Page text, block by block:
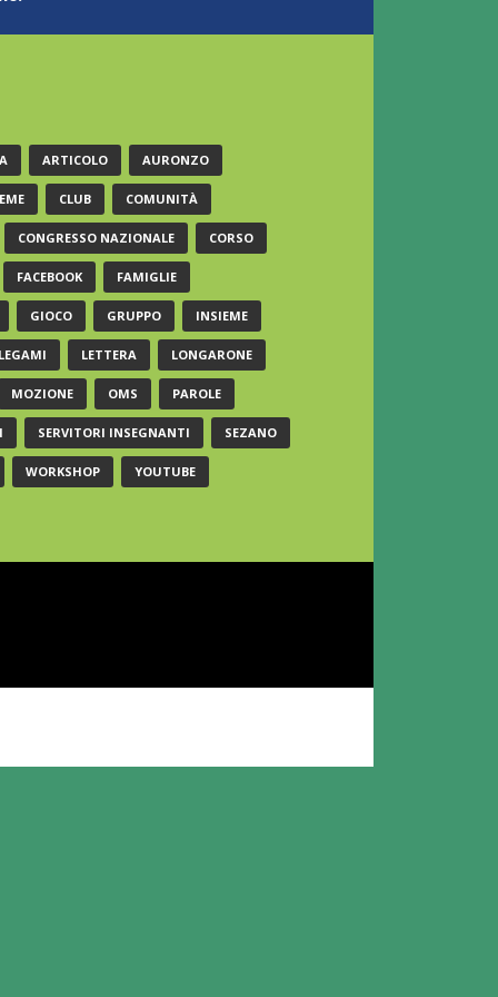
ARTICOLO AURONZO
CLUB COMUNITÀ
CONGRESSO NAZIONALE CORSO
FACEBOOK FAMIGLIE
GIOCO GRUPPO INSIEME
LEGAMI LETTERA LONGARONE
MOZIONE OMS PAROLE
SERVITORI INSEGNANTI SEZANO
WORKSHOP YOUTUBE